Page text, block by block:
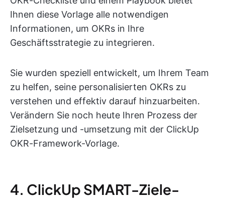
Ihnen diese Vorlage alle notwendigen
Informationen, um OKRs in Ihre
Geschäftsstrategie zu integrieren.
Sie wurden speziell entwickelt, um Ihrem Team
zu helfen, seine personalisierten OKRs zu
verstehen und effektiv darauf hinzuarbeiten.
Verändern Sie noch heute Ihren Prozess der
Zielsetzung und -umsetzung mit der ClickUp
OKR-Framework-Vorlage.
4. ClickUp SMART-Ziele-